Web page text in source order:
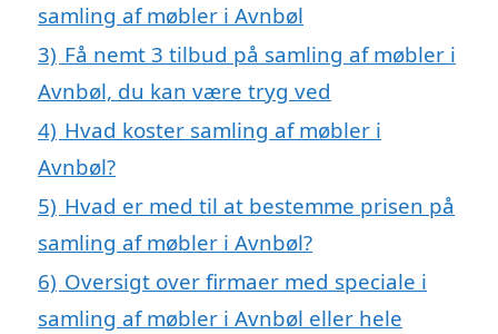
samling af møbler i Avnbøl
3) Få nemt 3 tilbud på samling af møbler i
Avnbøl, du kan være tryg ved
4) Hvad koster samling af møbler i
Avnbøl?
5) Hvad er med til at bestemme prisen på
samling af møbler i Avnbøl?
6) Oversigt over firmaer med speciale i
samling af møbler i Avnbøl eller hele